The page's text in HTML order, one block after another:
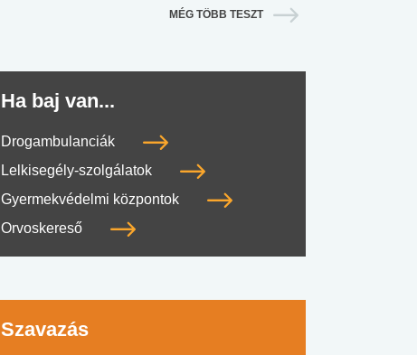
MÉG TÖBB TESZT
Ha baj van...
Drogambulanciák
Lelkisegély-szolgálatok
Gyermekvédelmi központok
Orvoskereső
Szavazás